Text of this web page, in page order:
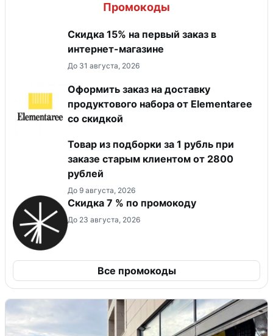
Промокоды
Скидка 15% на первый заказ в
интернет-магазине
До 31 августа, 2026
Оформить заказ на доставку
продуктового набора от Elementaree
со скидкой
Товар из подборки за 1 рубль при
заказе старым клиентом от 2800
рублей
До 9 августа, 2026
Скидка 7 % по промокоду
До 23 августа, 2026
Все промокоды